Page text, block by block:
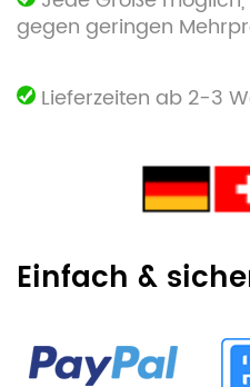
gegen geringen
Lieferzeiten ab 2-3
Einfach &